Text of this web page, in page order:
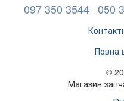
097 350 3544 050
Повна
©
Магазин